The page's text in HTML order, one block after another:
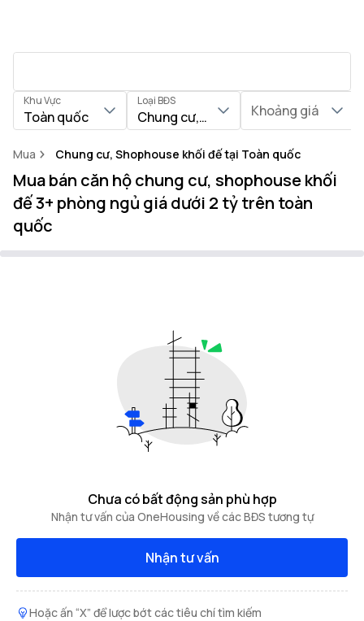
Khu Vực
Toàn quốc
Loại BĐS
Chung cư, Shophouse khối đế
Khoảng giá
Mua Chung cư, Shophouse khối đế tại Toàn quốc
Mua bán căn hộ chung cư, shophouse khối
đế 3+ phòng ngủ giá dưới 2 tỷ trên toàn
quốc
Chưa có bất động sản phù hợp
Nhận tư vấn của OneHousing về các BĐS tương tự
Nhận tư vấn
Hoặc ấn “X” để lược bớt các tiêu chí tìm kiếm